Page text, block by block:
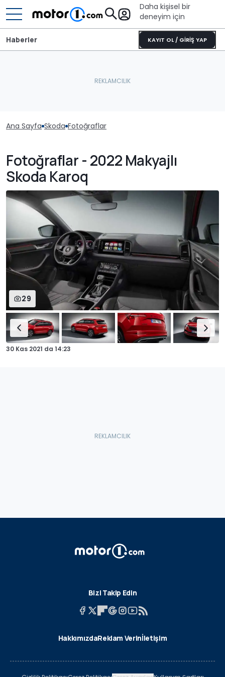
Daha kişisel bir
deneyim için
KAYIT OL / GİRİŞ YAP
Haberler
Ana Sayfa Skoda Fotoğraflar
Fotoğraflar - 2022 Makyajlı
Skoda Karoq
29
30 Kas 2021 da 14:23
Bizi Takip Edin
HakkımızdaReklam Verinİletişim